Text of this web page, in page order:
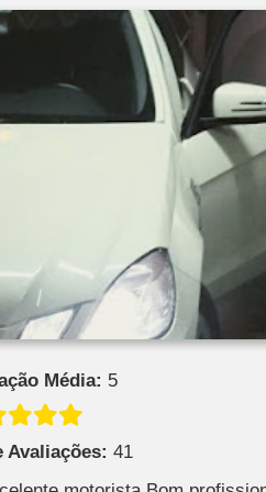
Média: 5
Avaliações: 41